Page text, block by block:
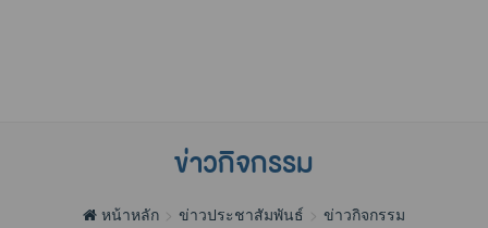
ข่าวกิจกรรม
หน้าหลัก ข่าวประชาสัมพันธ์ ข่าวกิจกรรม